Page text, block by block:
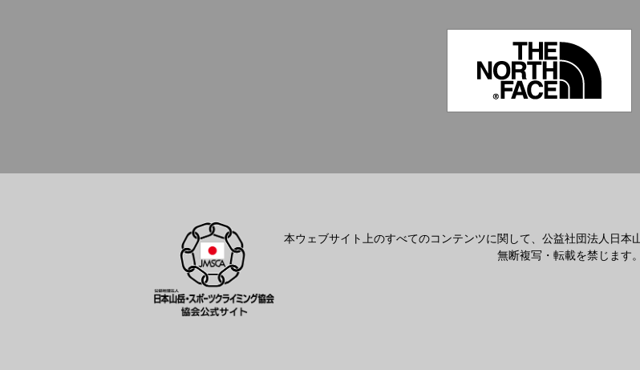
本ウェブサイト上のすべてのコンテンツに関して、公益社団法人日本
無断複写・転載を禁じます